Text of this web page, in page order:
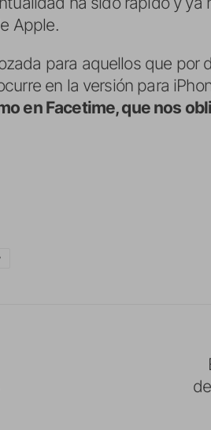
Apple.
para aquellos que por
en la versión para
en Facetime, que nos